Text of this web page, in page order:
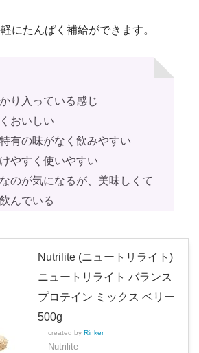
にたんぱく補給ができます。
り入っている感じ
おいしい
有の味がなく飲みやすい
やすく使いやすい
のが気になるが、美味しくて
んでいる
Nutrilite (ニュートリライト)
ニュートリライト バランス
プロテイン ミックス ベリー
500g
created by Rinker
Nutrilite